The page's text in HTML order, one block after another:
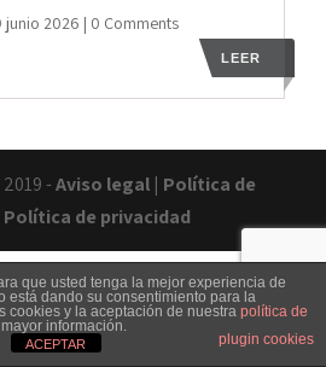
junio 2026 | 0 Comments
LEER
-Aviso legal | Política de
Política de privacidad
sociales Contacto
que usted tenga la mejor experiencia de
está dando su consentimiento para la
cookies y la aceptación de nuestra política de
información.
plugin cookies
ACEPTAR